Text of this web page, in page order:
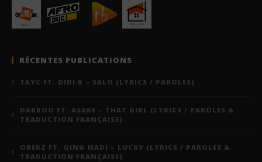
RÉCENTES PUBLICATIONS
TAYC FT. DIDI B – SALO (LYRICS / PAROLES)
DARKOO FT. ASAKE – THAT GIRL (LYRICS / PAROLES &
TRADUCTION FRANÇAISE)
OBERZ FT. QING MADI – LUCKY (LYRICS / PAROLES &
TRADUCTION FRANÇAISE)